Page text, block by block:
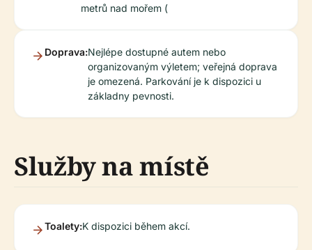
metrů nad mořem (
Doprava:Nejlépe dostupné autem nebo
organizovaným výletem; veřejná doprava
je omezená. Parkování je k dispozici u
základny pevnosti.
Služby na místě
Toalety:K dispozici během akcí.